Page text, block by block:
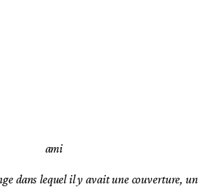
ami
dans lequel il y avait une couverture, un